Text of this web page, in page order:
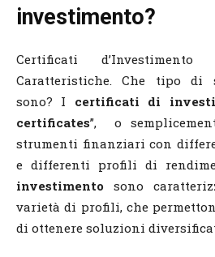
investimento?
Certificati
Caratteristiche. Che tipo di
sono? I certificati di
certificates”, o
strumenti finanziari con
e differenti profili di
investimento sono
varietà di profili, che
di ottenere soluzioni